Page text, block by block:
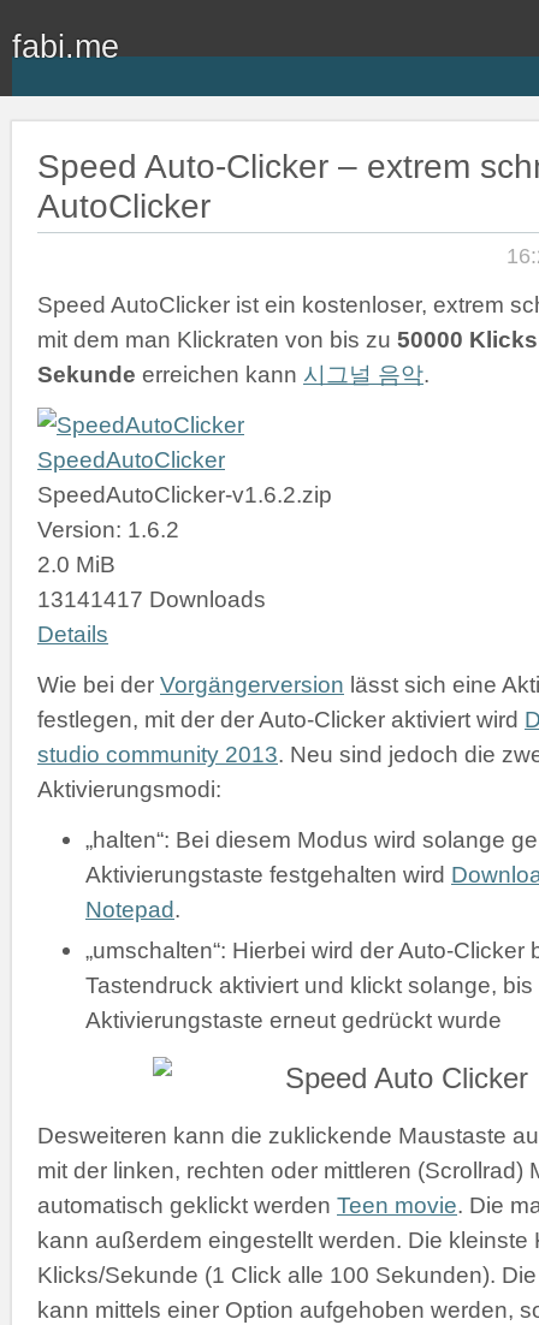
fabi.me
Speed Auto-Clicker – extrem
AutoClicker
Speed AutoClicker ist ein kostenloser, extrem
mit dem man Klickraten von bis zu 50000
Sekunde erreichen kann 시그널 음악.
SpeedAutoClicker
SpeedAutoClicker-v1.6.2.zip
Version: 1.6.2
2.0 MiB
13141417 Downloads
Details
Wie bei der Vorgängerversion lässt sich eine
festlegen, mit der der Auto-Clicker aktiviert wird
studio community 2013. Neu sind jedoch die
Aktivierungsmodi:
„halten“: Bei diesem Modus wird solange
Aktivierungstaste festgehalten wird
Notepad.
„umschalten“: Hierbei wird der Auto-Clicker
Tastendruck aktiviert und klickt solange, bis
Aktivierungstaste erneut gedrückt wurde
Desweiteren kann die zuklickende Maustaste
mit der linken, rechten oder mittleren (Scrollrad)
automatisch geklickt werden Teen movie. Die
kann außerdem eingestellt werden. Die kleinste
Klicks/Sekunde (1 Click alle 100 Sekunden).
kann mittels einer Option aufgehoben werden,